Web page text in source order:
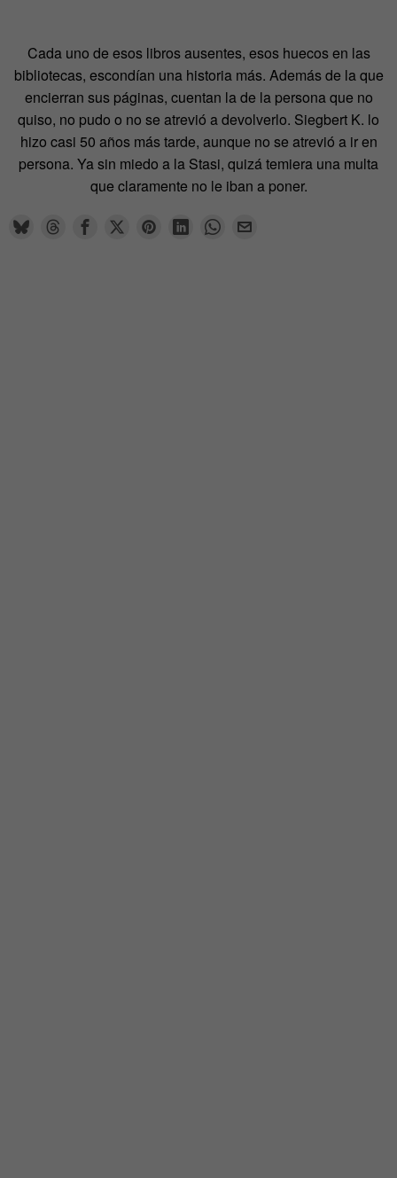
Cada uno de esos libros ausentes, esos huecos en las
bibliotecas, escondían una historia más. Además de la que
encierran sus páginas, cuentan la de la persona que no
quiso, no pudo o no se atrevió a devolverlo. Siegbert K. lo
hizo casi 50 años más tarde, aunque no se atrevió a ir en
persona. Ya sin miedo a la Stasi, quizá temiera una multa
que claramente no le iban a poner.